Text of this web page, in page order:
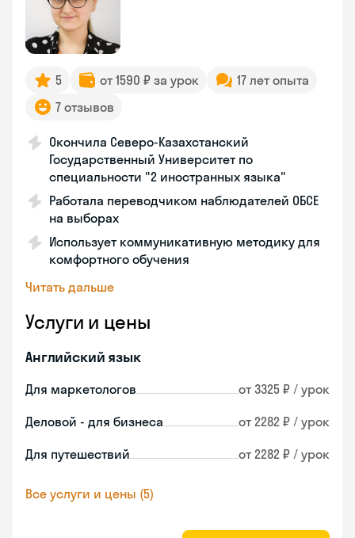
5 от 1590 ₽ за урок
17 лет опыта
7 отзывов
Окончила Северо-Казахстанский
Государственный Университет по
специальности "2 иностранных языка"
Работала переводчиком наблюдателей ОБСЕ
на выборах
Использует коммуникативную методику для
комфортного обучения
Читать дальше
Услуги и цены
Английский язык
Для маркетологов от 3325 ₽ / урок
Деловой - для бизнеса от 2282 ₽ / урок
Для путешествий от 2282 ₽ / урок
Все услуги и цены (5)